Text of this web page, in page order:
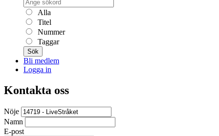
Alla
Titel
Nummer
Taggar
Sök
Bli medlem
Logga in
Kontakta oss
Nöje
Namn
E-post